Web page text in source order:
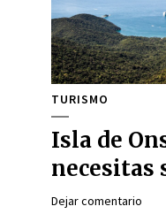
TURISMO
Isla de
necesitas
Dejar comentario